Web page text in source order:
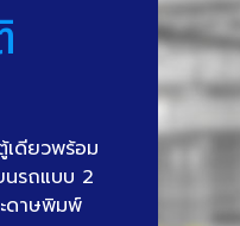
เดียวพร้อม
นรถแบบ 2
ดาษพิมพ์